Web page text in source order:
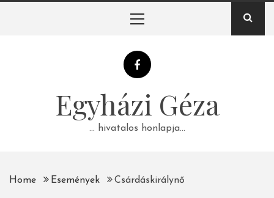
Egyházi Géza
… hivatalos honlapja…
Home Események Csárdáskirálynő